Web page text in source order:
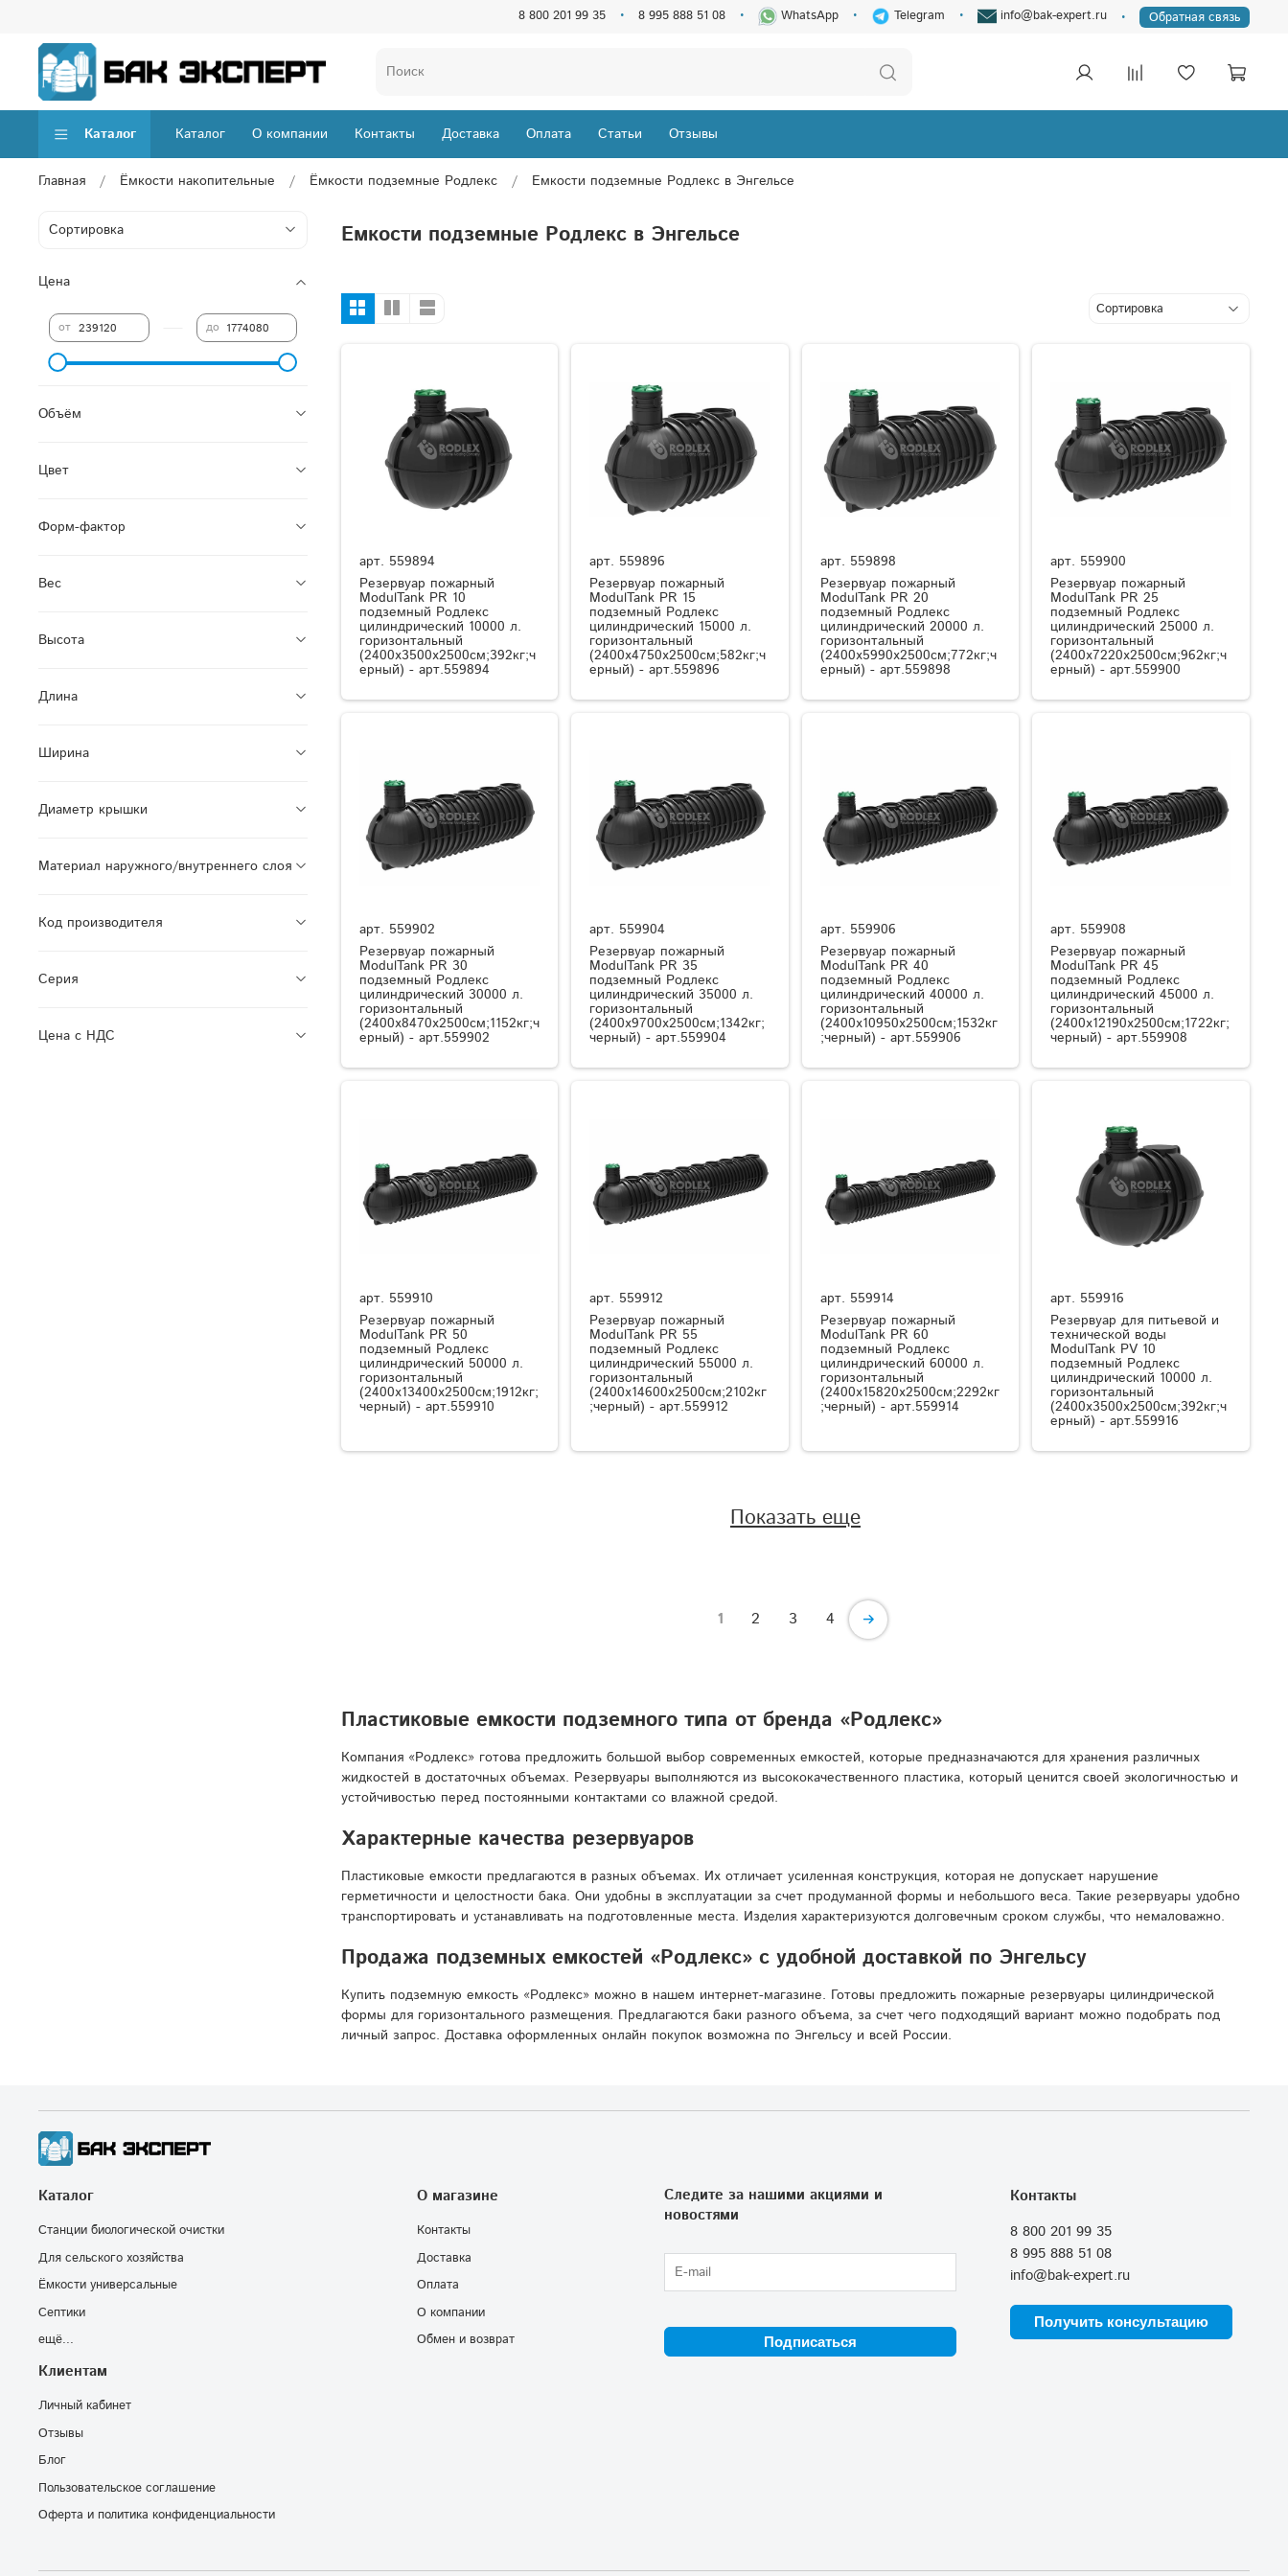
8 800 201 99 35 8 995 888 51 08 WhatsApp Telegram info@bak-expert.ru Обратная связь
Каталог Каталог О компании Контакты Доставка Оплата Статьи Отзывы
Главная Ёмкости накопительные Ёмкости подземные Родлекс Емкости подземные Родлекс в Энгельсе
Емкости подземные Родлекс в Энгельсе
арт. 559894
Резервуар пожарный
ModulTank PR 10
подземный Родлекс
цилиндрический 10000 л.
горизонтальный
(2400x3500x2500см;392кг;ч
ерный) - арт.559894
арт. 559896
Резервуар пожарный
ModulTank PR 15
подземный Родлекс
цилиндрический 15000 л.
горизонтальный
(2400x4750x2500см;582кг;ч
ерный) - арт.559896
арт. 559898
Резервуар пожарный
ModulTank PR 20
подземный Родлекс
цилиндрический 20000 л.
горизонтальный
(2400x5990x2500см;772кг;ч
ерный) - арт.559898
арт. 559900
Резервуар пожарный
ModulTank PR 25
подземный Родлекс
цилиндрический 25000 л.
горизонтальный
(2400x7220x2500см;962кг;ч
ерный) - арт.559900
арт. 559902
Резервуар пожарный
ModulTank PR 30
подземный Родлекс
цилиндрический 30000 л.
горизонтальный
(2400x8470x2500см;1152кг;ч
ерный) - арт.559902
арт. 559904
Резервуар пожарный
ModulTank PR 35
подземный Родлекс
цилиндрический 35000 л.
горизонтальный
(2400x9700x2500см;1342кг;
черный) - арт.559904
арт. 559906
Резервуар пожарный
ModulTank PR 40
подземный Родлекс
цилиндрический 40000 л.
горизонтальный
(2400x10950x2500см;1532кг
;черный) - арт.559906
арт. 559908
Резервуар пожарный
ModulTank PR 45
подземный Родлекс
цилиндрический 45000 л.
горизонтальный
(2400x12190x2500см;1722кг;
черный) - арт.559908
арт. 559910
Резервуар пожарный
ModulTank PR 50
подземный Родлекс
цилиндрический 50000 л.
горизонтальный
(2400x13400x2500см;1912кг;
черный) - арт.559910
арт. 559912
Резервуар пожарный
ModulTank PR 55
подземный Родлекс
цилиндрический 55000 л.
горизонтальный
(2400x14600x2500см;2102кг
;черный) - арт.559912
арт. 559914
Резервуар пожарный
ModulTank PR 60
подземный Родлекс
цилиндрический 60000 л.
горизонтальный
(2400x15820x2500см;2292кг
;черный) - арт.559914
арт. 559916
Резервуар для питьевой и
технической воды
ModulTank PV 10
подземный Родлекс
цилиндрический 10000 л.
горизонтальный
(2400x3500x2500см;392кг;ч
ерный) - арт.559916
Показать еще
1 2 3 4
Пластиковые емкости подземного типа от бренда «Родлекс»
Компания «Родлекс» готова предложить большой выбор современных емкостей, которые предназначаются для хранения различных
жидкостей в достаточных объемах. Резервуары выполняются из высококачественного пластика, который ценится своей экологичностью и
устойчивостью перед постоянными контактами со влажной средой.
Характерные качества резервуаров
Пластиковые емкости предлагаются в разных объемах. Их отличает усиленная конструкция, которая не допускает нарушение
герметичности и целостности бака. Они удобны в эксплуатации за счет продуманной формы и небольшого веса. Такие резервуары удобно
транспортировать и устанавливать на подготовленные места. Изделия характеризуются долговечным сроком службы, что немаловажно.
Продажа подземных емкостей «Родлекс» с удобной доставкой по Энгельсу
Купить подземную емкость «Родлекс» можно в нашем интернет-магазине. Готовы предложить пожарные резервуары цилиндрической
формы для горизонтального размещения. Предлагаются баки разного объема, за счет чего подходящий вариант можно подобрать под
личный запрос. Доставка оформленных онлайн покупок возможна по Энгельсу и всей России.
Цена
от до
Объём
Цвет
Форм-фактор
Вес
Высота
Длина
Ширина
Диаметр крышки
Материал наружного/внутреннего слоя
Код производителя
Серия
Цена с НДС
Каталог
Станции биологической очистки
Для сельского хозяйства
Ёмкости универсальные
Септики
ещё...
О магазине
Контакты
Доставка
Оплата
О компании
Обмен и возврат
Клиентам
Личный кабинет
Отзывы
Блог
Пользовательское соглашение
Оферта и политика конфиденциальности
Контакты
8 800 201 99 35
8 995 888 51 08
info@bak-expert.ru
Получить консультацию
Следите за нашими акциями и
новостями
Подписаться